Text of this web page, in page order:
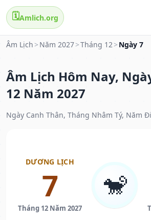
🗓️Amlich.org
Âm Lịch > Năm 2027>Tháng 12> Ngày 7
Âm Lịch Hôm Nay,
12 Năm 2027
Ngày Canh Thân, Tháng Nhâm Tý, Năm
DƯƠNG LỊCH
7
Tháng 12 Năm 2027
🐒